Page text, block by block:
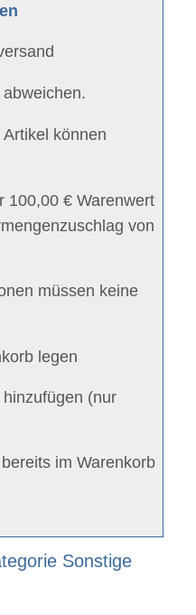
können
100,00 € Warenwert
von
müssen keine
legen
(nur
im Warenkorb
Sonstige